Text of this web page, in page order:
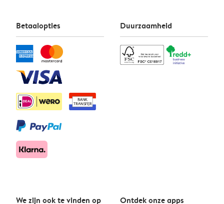
Betaalopties Duurzaamheid
We zijn ook te vinden op Ontdek onze apps